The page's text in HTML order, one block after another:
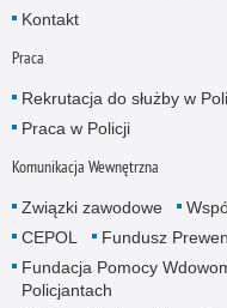
Kontakt
Praca
Rekrutacja do służby w
Praca w Policji
Komunikacja Wewnętrzna
Związki zawodowe
CEPOL
Fundusz
Fundacja Pomocy
Policjantach